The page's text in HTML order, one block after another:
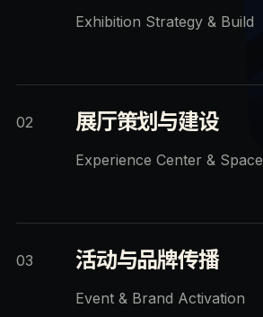
Exhibition Strategy & Build
02 展厅策划与建设
Experience Center & Space
03 活动与品牌传播
Event & Brand Activation